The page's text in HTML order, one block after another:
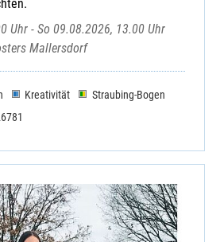
Uhr - So 09.08.2026, 13.00 Uhr
Mallersdorf
Kreativität
Straubing-Bogen